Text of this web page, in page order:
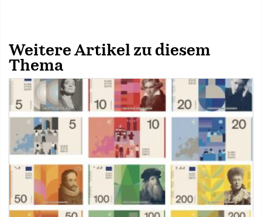
Weitere Artikel zu diesem
Thema